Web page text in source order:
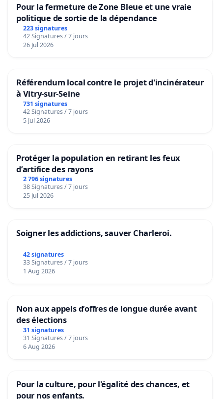
Pour la fermeture de Zone Bleue et une vraie
politique de sortie de la dépendance
223 signatures
42 Signatures / 7 jours
26 Jul 2026
Référendum local contre le projet d'incinérateur
à Vitry-sur-Seine
731 signatures
42 Signatures / 7 jours
5 Jul 2026
Protéger la population en retirant les feux
d’artifice des rayons
2 796 signatures
38 Signatures / 7 jours
25 Jul 2026
Soigner les addictions, sauver Charleroi.
42 signatures
33 Signatures / 7 jours
1 Aug 2026
Non aux appels d’offres de longue durée avant
des élections
31 signatures
31 Signatures / 7 jours
6 Aug 2026
Pour la culture, pour l'égalité des chances, et
pour nos enfants.